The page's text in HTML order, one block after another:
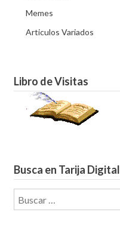
Memes
Articulos Variados
Libro de Visitas
Busca en Tarija Digital
Buscar: